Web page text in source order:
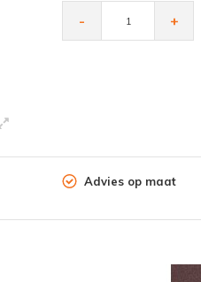
- +
Advies op maat